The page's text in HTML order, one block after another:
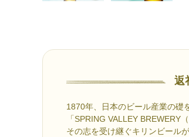
返
1870年、日本のビール産業の礎
「SPRING VALLEY BREWERY
その志を受け継ぐキリンビール